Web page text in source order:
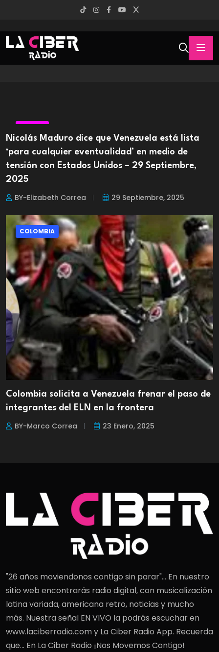
Nicolás Maduro dice que Venezuela está lista
‘para cualquier eventualidad’ en medio de
tensión con Estados Unidos – 29 Septiembre,
2025
BY-Elizabeth Correa 29 Septiembre, 2025
COLOMBIA
Colombia solicita a Venezuela frenar el paso de
integrantes del ELN en la frontera
BY-Marco Correa 23 Enero, 2025
"26 años moviendonos contigo sin parar"... En nuestro
sitio web encontrarás radio digital, con musicalización
latina variada, americana retro, noticias y mucho
más. Nuestra señal EN VIVO la podrás escuchar en
www.laciberradio.com y La Ciber Radio App. Recuerda
que... En La Ciber Radio ¡Nos Movemos Contigo!